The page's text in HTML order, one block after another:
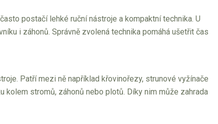
postačí lehké ruční nástroje a kompaktní technika. U
i záhonů. Správně zvolená technika pomáhá ušetřit čas
Patří mezi ně například křovinořezy, strunové vyžínače
kolem stromů, záhonů nebo plotů. Díky nim může zahrada